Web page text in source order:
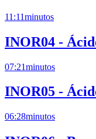
11:11minutos
INOR04 -
07:21minutos
INOR05 -
06:28minutos